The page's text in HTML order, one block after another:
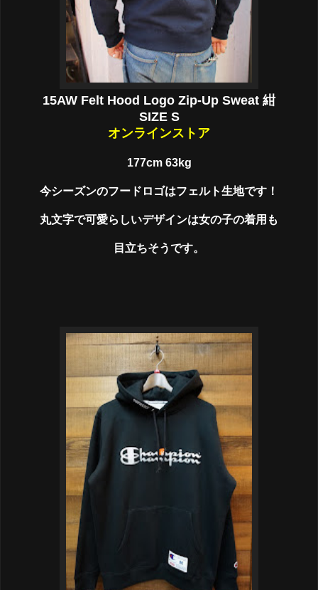
15AW Felt Hood Logo Zip-Up Sweat 紺
SIZE S
オンラインストア
177cm 63kg
今シーズンのフードロゴはフェルト生地です！
丸文字で可愛らしいデザインは女の子の着用も
目立ちそうです。